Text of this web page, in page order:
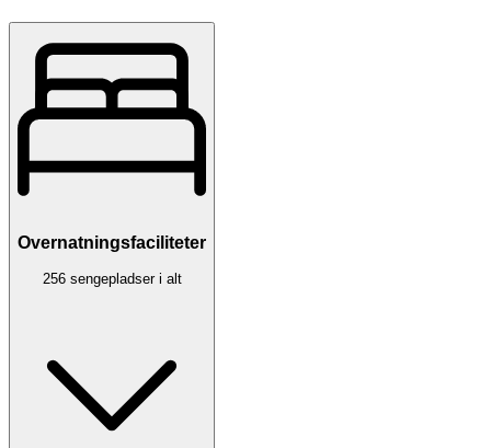
Overnatningsfaciliteter
256 sengepladser i alt